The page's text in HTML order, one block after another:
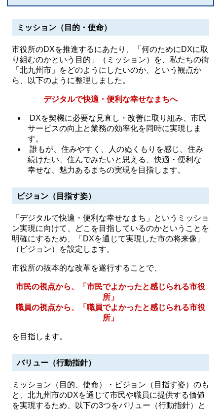
ミッション（⽬的・使命）
市役所のDXを推進するにあたり、「何のためにDXに取
り組むのかという目的」（ミッション）を、私たちの街
「北九州市」をどのようにしたいのか、という観点か
ら、以下のように整理しました。
デジタルで快適・便利な幸せなまちへ
DXを契機に必要な⾒直し・改善に取り組み、市⺠
サービスの向上と業務の効率化を同時に実現しま
す。
誰もが、住みやすく、⼈のぬくもりを感じ、住み
続けたい、住んでみたいと思える、快適・便利な
幸せな、魅⼒あるまちの実現を⽬指します。
ビジョン（⽬指す姿）
「デジタルで快適・便利な幸せなまち」というミッショ
ン実現に向けて、どこを⽬指しているのかということを
明確にするため、「DXを通じて実現した市の将来像」
（ビジョン）を設定します。
市役所の抜本的な改⾰を遂⾏することで、
市⺠の視点から、「市⺠でよかったと感じられる市役
所」
職員の視点から、「職員でよかったと感じられる市役
所」
を目指します。
バリュー（⾏動指針）
ミッション（⽬的、使命）・ビジョン（⽬指す姿）のも
と、北九州市のDXを通じて市民や職員に提供する価値
を実現するため、以下の3つをバリュー（行動指針）と